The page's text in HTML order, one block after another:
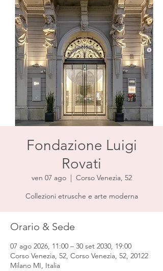
Fondazione Luigi
Rovati
ven 07 ago
  |
Corso Venezia, 52
Collezioni etrusche e arte moderna
Orario & Sede
07 ago 2026, 11:00 – 30 set 2030, 19:00
Corso Venezia, 52, Corso Venezia, 52, 20122
Milano MI, Italia